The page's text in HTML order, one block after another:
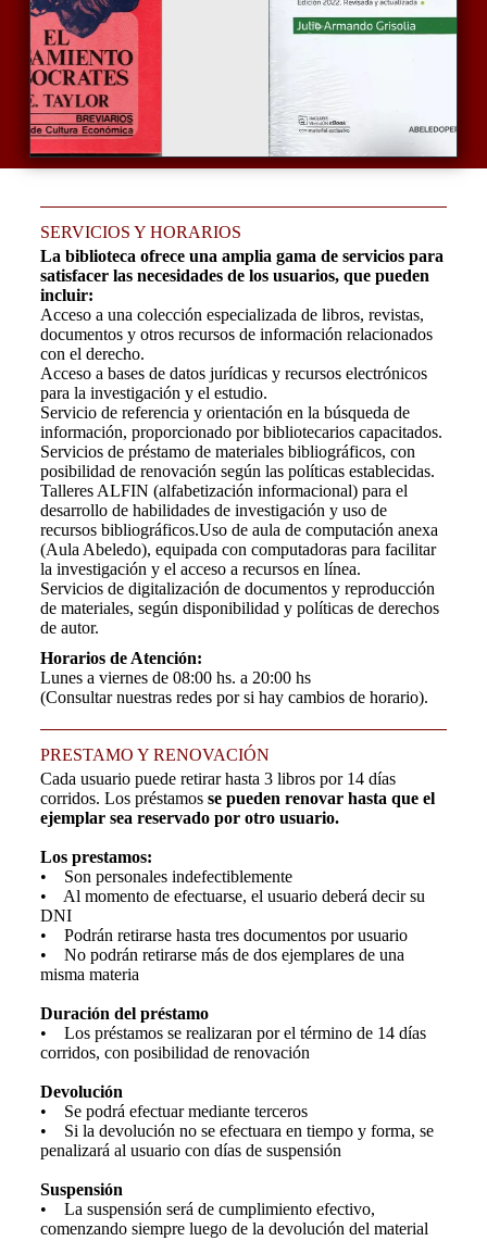
SERVICIOS Y HORARIOS
La biblioteca ofrece una amplia gama de servicios para
satisfacer las necesidades de los usuarios, que pueden
incluir:
Acceso a una colección especializada de libros, revistas,
documentos y otros recursos de información relacionados
con el derecho.
Acceso a bases de datos jurídicas y recursos electrónicos
para la investigación y el estudio.
Servicio de referencia y orientación en la búsqueda de
información, proporcionado por bibliotecarios capacitados.
Servicios de préstamo de materiales bibliográficos, con
posibilidad de renovación según las políticas establecidas.
Talleres ALFIN (alfabetización informacional) para el
desarrollo de habilidades de investigación y uso de
recursos bibliográficos.Uso de aula de computación anexa
(Aula Abeledo), equipada con computadoras para facilitar
la investigación y el acceso a recursos en línea.
Servicios de digitalización de documentos y reproducción
de materiales, según disponibilidad y políticas de derechos
de autor.
Horarios de Atención:
Lunes a viernes de 08:00 hs. a 20:00 hs
(Consultar nuestras redes por si hay cambios de horario).
PRESTAMO Y RENOVACIÓN
Cada usuario puede retirar hasta 3 libros por 14 días
corridos. Los préstamos se pueden renovar hasta que el
ejemplar sea reservado por otro usuario.
Los prestamos:
• Son personales indefectiblemente
• Al momento de efectuarse, el usuario deberá decir su
DNI
• Podrán retirarse hasta tres documentos por usuario
• No podrán retirarse más de dos ejemplares de una
misma materia
Duración del préstamo
• Los préstamos se realizaran por el término de 14 días
corridos, con posibilidad de renovación
Devolución
• Se podrá efectuar mediante terceros
• Si la devolución no se efectuara en tiempo y forma, se
penalizará al usuario con días de suspensión
Suspensión
• La suspensión será de cumplimiento efectivo,
comenzando siempre luego de la devolución del material